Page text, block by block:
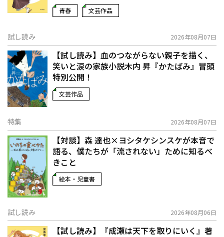
青春 文芸作品
試し読み 2026年08月07日
【試し読み】血のつながらない親子を描く、
笑いと涙の家族小説――木内 昇『かたばみ』冒頭
特別公開！
文芸作品
特集 2026年08月07日
【対談】森 達也×ヨシタケシンスケが本音で
語る、僕たちが「流されない」ために知るべ
きこと
絵本・児童書
試し読み 2026年08月06日
【試し読み】『成瀬は天下を取りにいく』著